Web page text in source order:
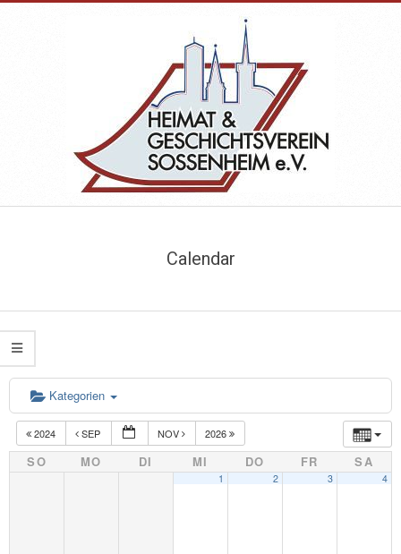
HEIMAT-
GESCHICHTSVEREIN
SOSSENHEIM
Calendar
Kategorien
2024 SEP NOV 2026
SO MO DI MI DO FR SA
1 2 3 4